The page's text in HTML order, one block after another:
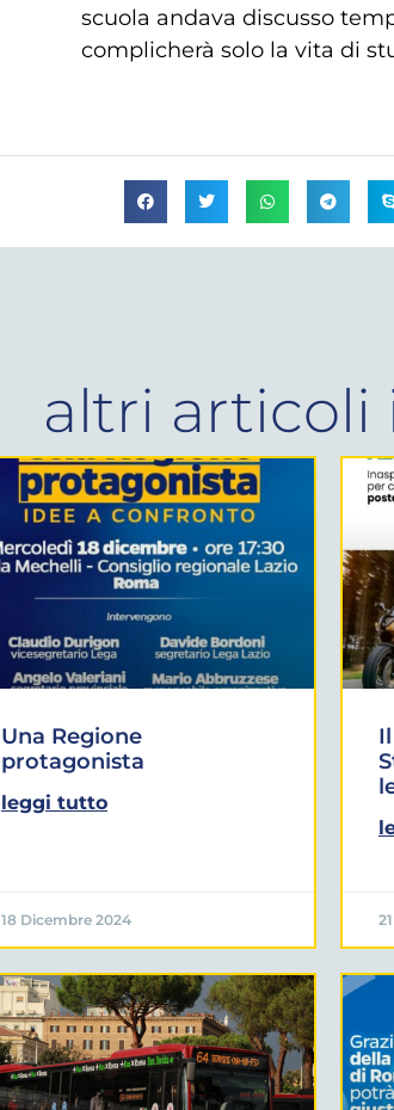
scuola andava discusso
complicherà solo la vita di
altri articoli
Una Regione
protagonista
leggi tutto
18 Dicembre 2024